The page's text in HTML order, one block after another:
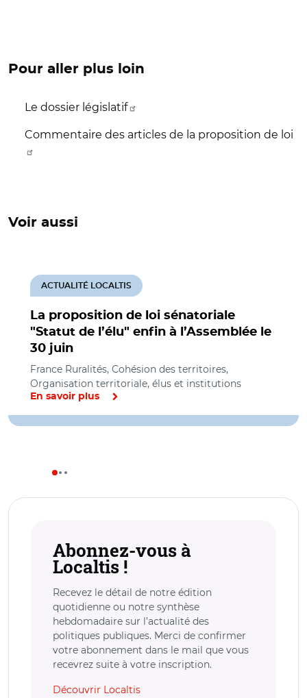
Pour aller plus loin
Le dossier législatif
Commentaire des articles de la proposition de loi
Voir aussi
La proposition de loi sénatoriale
"Statut de l’élu" enfin à l’Assemblée le
30 juin
ACTUALITÉ LOCALTIS
France Ruralités, Cohésion des territoires,
Organisation territoriale, élus et institutions
En savoir plus
Abonnez-vous à
Localtis !
Recevez le détail de notre édition
quotidienne ou notre synthèse
hebdomadaire sur l’actualité des
politiques publiques. Merci de confirmer
votre abonnement dans le mail que vous
recevrez suite à votre inscription.
Découvrir Localtis